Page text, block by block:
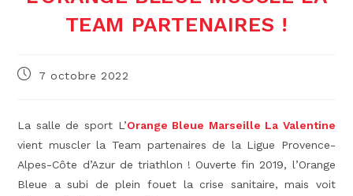
TEAM PARTENAIRES !
Publication
7 octobre 2022
La salle de sport L’Orange Bleue Marseille La Valentine
vient muscler la Team partenaires de la Ligue Provence-
Alpes-Côte d’Azur de triathlon ! Ouverte fin 2019, l’Orange
Bleue a subi de plein fouet la crise sanitaire, mais voit